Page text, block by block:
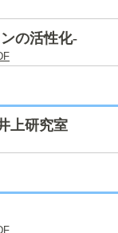
の活性化-
上研究室